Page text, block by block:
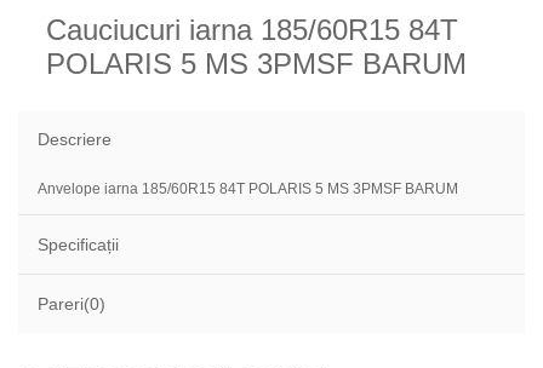
Cauciucuri iarna 185/60R15 84T
POLARIS 5 MS 3PMSF BARUM
Descriere
Anvelope iarna 185/60R15 84T POLARIS 5 MS 3PMSF BARUM
Specificații
Pareri(0)